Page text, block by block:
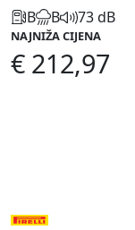
B B 73 dB
NAJNIŽA CIJENA
€ 212,97